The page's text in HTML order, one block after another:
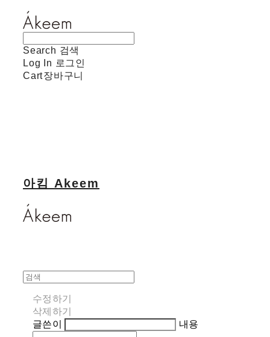
Search 검색
Log In 로그인
Cart장바구니
아킴 Akeem
수정하기
삭제하기
글쓴이
내용